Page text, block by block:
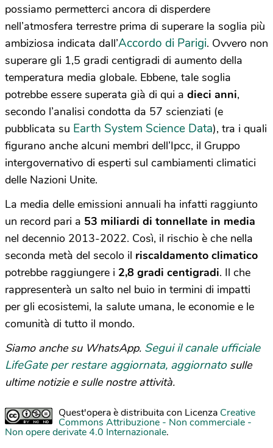
possiamo permetterci ancora di disperdere
nell’atmosfera terrestre prima di superare la soglia più
ambiziosa indicata dall’Accordo di Parigi. Ovvero non
superare gli 1,5 gradi centigradi di aumento della
temperatura media globale. Ebbene, tale soglia
potrebbe essere superata già di qui a dieci anni,
secondo l’analisi condotta da 57 scienziati (e
pubblicata su Earth System Science Data), tra i quali
figurano anche alcuni membri dell’Ipcc, il Gruppo
intergovernativo di esperti sul cambiamenti climatici
delle Nazioni Unite.
La media delle emissioni annuali ha infatti raggiunto
un record pari a 53 miliardi di tonnellate in media
nel decennio 2013-2022. Così, il rischio è che nella
seconda metà del secolo il riscaldamento climatico
potrebbe raggiungere i 2,8 gradi centigradi. Il che
rappresenterà un salto nel buio in termini di impatti
per gli ecosistemi, la salute umana, le economie e le
comunità di tutto il mondo.
Siamo anche su WhatsApp. Segui il canale ufficiale
LifeGate per restare aggiornata, aggiornato sulle
ultime notizie e sulle nostre attività.
Quest'opera è distribuita con Licenza Creative
Commons Attribuzione - Non commerciale -
Non opere derivate 4.0 Internazionale.